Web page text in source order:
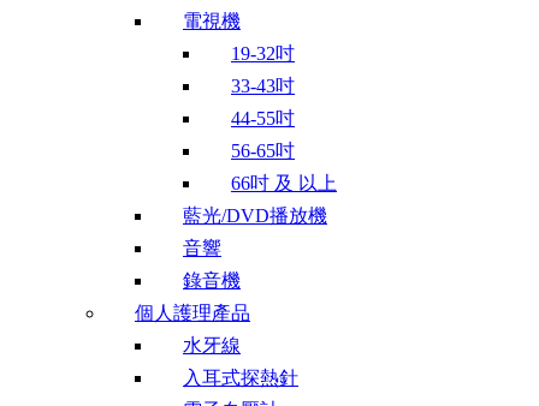
電視機
19-32吋
33-43吋
44-55吋
56-65吋
66吋 及 以上
藍光/DVD播放機
音響
錄音機
個人護理產品
水牙線
入耳式探熱針